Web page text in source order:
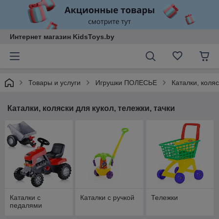
Интернет магазин KidsToys.by
Товары и услуги Игрушки ПОЛЕСЬЕ Каталки,
Каталки, коляски для кукол, тележки, тачки
Каталки с
педалями
Каталки с ручкой Тележки